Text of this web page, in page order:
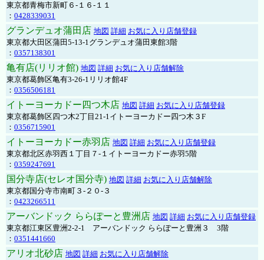
東京都青梅市新町６-１６-１１
： 0428339031
グランデュオ蒲田店 地図 詳細 お気に入り店舗登録
東京都大田区蒲田5-13-1グランデュオ蒲田東館3階
： 0357138301
亀有店(リリオ館) 地図 詳細 お気に入り店舗解除
東京都葛飾区亀有3-26-1リリオ館4F
： 0356506181
イトーヨーカドー四つ木店 地図 詳細 お気に入り店舗登録
東京都葛飾区四つ木2丁目21-1イトーヨーカドー四つ木３F
： 0356715901
イトーヨーカドー赤羽店 地図 詳細 お気に入り店舗登録
東京都北区赤羽西１丁目７-１イトーヨーカドー赤羽5階
： 0359247691
国分寺店(セレオ国分寺) 地図 詳細 お気に入り店舗解除
東京都国分寺市南町３-２０-３
： 0423266511
アーバンドック ららぽーと豊洲店 地図 詳細 お気に入り店舗登録
東京都江東区豊洲2-2-1 アーバンドック ららぽーと豊洲３ 3階
： 0351441660
アリオ北砂店 地図 詳細 お気に入り店舗解除